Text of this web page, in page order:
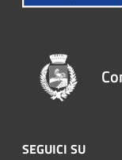
SEGUICI SU